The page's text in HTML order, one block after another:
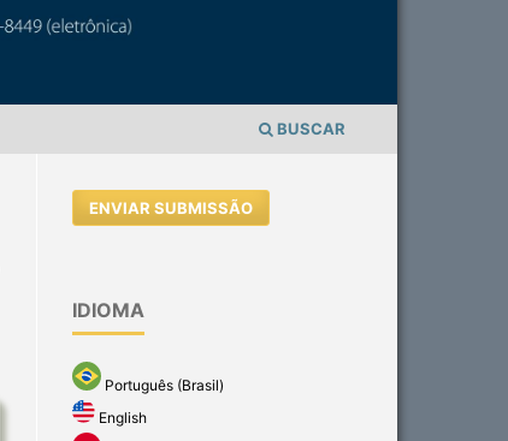
BUSCAR
ENVIAR SUBMISSÃO
IDIOMA
Português (Brasil)
English